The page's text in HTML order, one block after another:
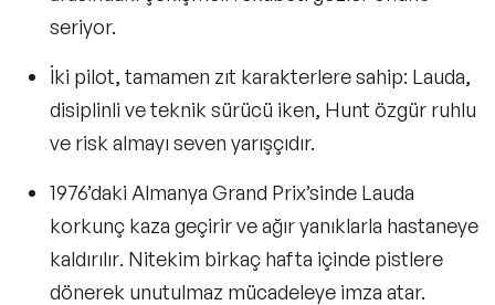
seriyor.
İki pilot, tamamen zıt karakterlere sahip: Lauda,
disiplinli ve teknik sürücü iken, Hunt özgür ruhlu
ve risk almayı seven yarışçıdır.
1976’daki Almanya Grand Prix’sinde Lauda
korkunç kaza geçirir ve ağır yanıklarla hastaneye
kaldırılır. Nitekim birkaç hafta içinde pistlere
dönerek unutulmaz mücadeleye imza atar.